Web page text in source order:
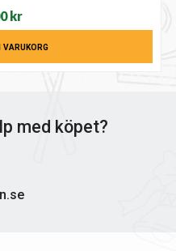
kr
VARUKORG
med köpet?